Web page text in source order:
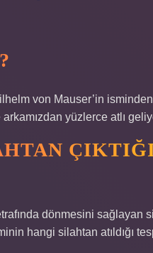
von Mauser’in
yüzlerce atlı
dönmesini sağlayan
hangi silahtan atıldığı